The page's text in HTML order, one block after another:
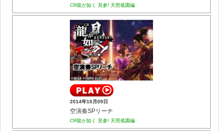
CR龍が如く 見参! 天照祗園編
2014年10月09日
空演奏SPリーチ
CR龍が如く 見参! 天照祗園編